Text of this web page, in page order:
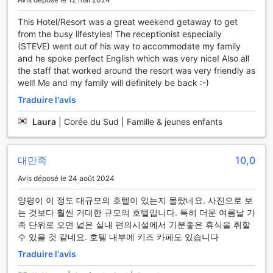
répondre aux besoins de tous, des débutants aux athlètes
de cardio-training, tels que des tapis de course, des vélos
elliptiques et des machines de musculation, permettant à
chacun de s'entraîner selon ses propres objectifs.
En plus de l'équipement de pointe, le centre de fitness de
The Bloomvista offre un environnement inspirant, baigné de
lumière naturelle grâce à de grandes baies vitrées, offrant
une vue imprenable sur la beauté environnante de la
nature. Que vous souhaitiez suivre une séance
d'entraînement autonome ou profiter des conseils de nos
entraîneurs qualifiés, cet espace est idéal pour rester actif
intense, détendez-vous dans l'aire de repos, où vous
pourrez admirer les paysages sereins et vous préparer
pour une nouvelle journée d'aventures.
Les Installations Pratiques de The Bloomvista
À The Bloomvista, chaque détail est pensé pour offrir un
service de blanchisserie qui permet aux voyageurs de se
This Hotel/Resort was a great weekend getaway to get
from the busy lifestyles! The receptionist especially
(STEVE) went out of his way to accommodate my family
and he spoke perfect English which was very nice! Also all
the staff that worked around the resort was very friendly as
well! Me and my family will definitely be back :-)
Traduire l'avis
Laura Corée du Sud | Famille & jeunes enfants
대만족 10,0
Avis déposé le 24 août 2024
양평이 이 정도 대규모의 호텔이 있는지 몰랐네요. 사진으로 보
는 것보다 훨씬 거대한 규모의 호텔입니다. 특히 더운 여름날 가
족 단위로 오면 넓은 실내 편의시설에서 기분좋은 휴식을 취할
수 있을 것 같네요. 호텔 내부에 키즈 카페도 있습니다
Traduire l'avis